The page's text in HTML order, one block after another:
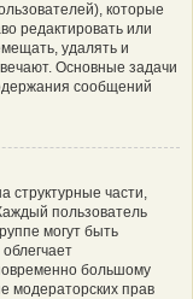
которые
редактировать или
удалять и
Основные задачи
сообщений
структурные части,
пользователь
могут быть
большому
модераторских прав